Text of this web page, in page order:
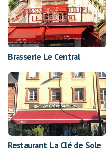
Brasserie Le Central
Restaurant La Clé de Sole